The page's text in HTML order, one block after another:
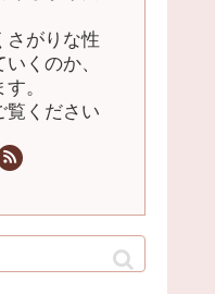
さがりな性
くのか、
。
覧ください